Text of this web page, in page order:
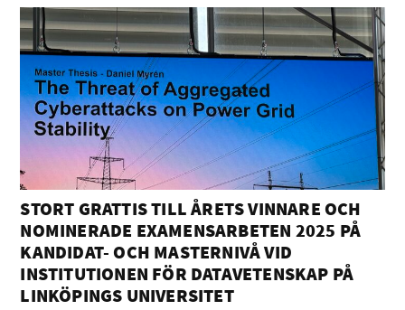
STORT GRATTIS TILL ÅRETS VINNARE OCH
NOMINERADE EXAMENSARBETEN 2025 PÅ
KANDIDAT- OCH MASTERNIVÅ VID
INSTITUTIONEN FÖR DATAVETENSKAP PÅ
LINKÖPINGS UNIVERSITET